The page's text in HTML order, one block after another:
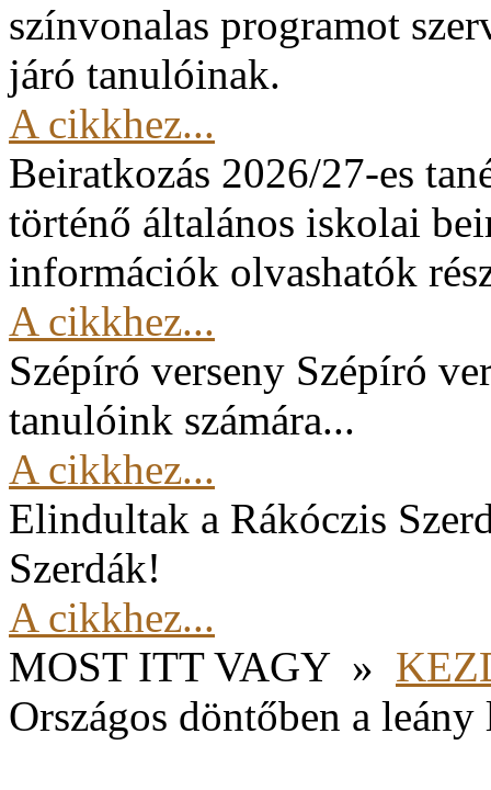
színvonalas programot
járó tanulóinak.
A cikkhez...
Beiratkozás 2026/27-es
történő általános iskolai
információk olvashatók
A cikkhez...
Szépíró verseny Szépíró
tanulóink számára...
A cikkhez...
Elindultak a Rákóczis
Szerdák!
A cikkhez...
MOST ITT VAGY »
Országos döntőben a